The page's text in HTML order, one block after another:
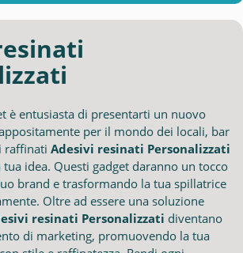
è entusiasta di presentarti un nuovo
per il mondo dei locali, bar
raffinati Adesivi resinati Personalizzati
idea. Questi gadget daranno un tocco
brand e trasformando la tua spillatrice
Oltre ad essere una soluzione
resinati Personalizzati diventano
di marketing, promuovendo la tua